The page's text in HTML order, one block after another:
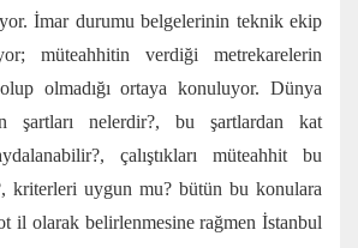
İmar durumu belgelerinin teknik ekip
müteahhitin verdiği metrekarelerin
olmadığı ortaya konuluyor. Dünya
şartları nelerdir?, bu şartlardan kat
çalıştıkları müteahhit bu
kriterleri uygun mu? bütün bu konulara
il olarak belirlenmesine rağmen İstanbul